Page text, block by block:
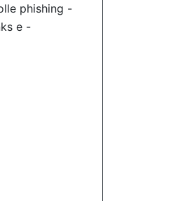
phishing -
e -